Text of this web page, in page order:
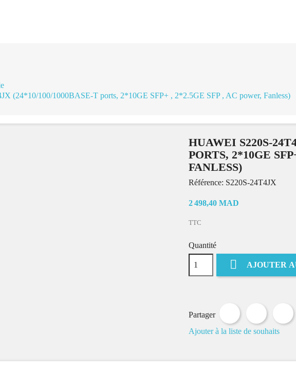
(24*10/100/1000BASE-T ports, 2*10GE SFP+ , 2*2.5GE SFP , AC power, Fanless)
HUAWEI S220S-
PORTS, 2*10GE
FANLESS)
Référence: S220S-24T4JX
2 498,40 MAD
TTC
Quantité
 AJOUTER
Partager
Partager
Ajouter à la liste de souhaits